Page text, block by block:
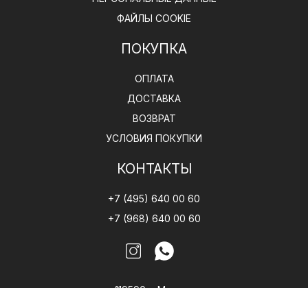
ФАЙЛЫ COOKIE
ПОКУПКА
ОПЛАТА
ДОСТАВКА
ВОЗВРАТ
УСЛОВИЯ ПОКУПКИ
КОНТАКТЫ
+7 (495) 640 00 60
+7 (968) 640 00 60